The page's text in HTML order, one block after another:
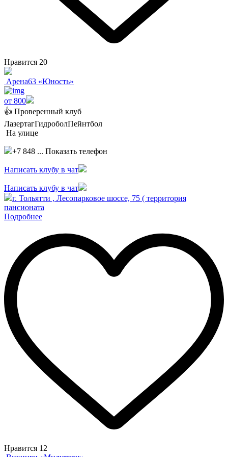
Нравится 20
Арена63 «Юность»
от 800
👍 Проверенный клуб
ЛазертагГидроболПейнтбол
На улице
+7 848 ... Показать телефон
Написать клубу в чат
Написать клубу в чат
г. Тольятти , Лесопарковое шоссе, 75 ( территория
пансионата
Подробнее
Нравится 12